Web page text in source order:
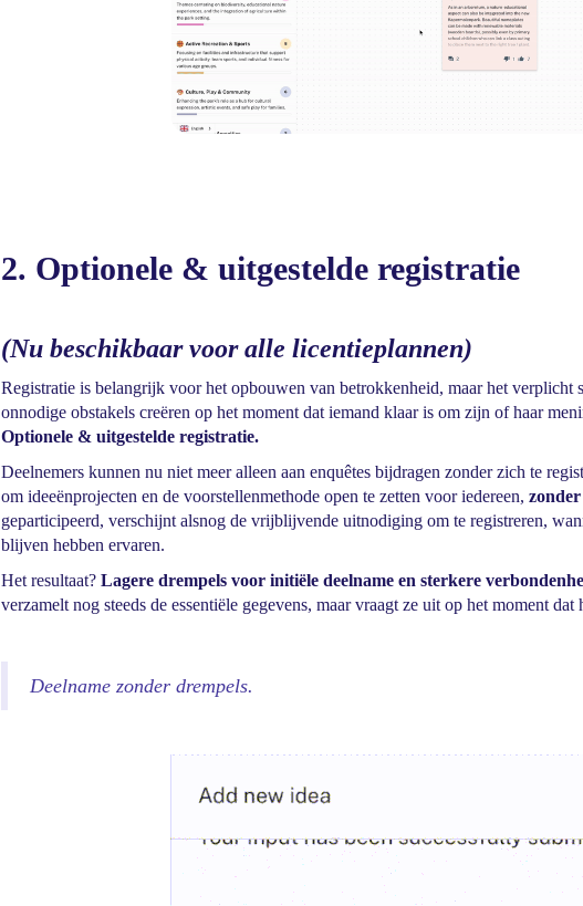
2. Optionele & uitgestelde registratie
(Nu beschikbaar voor alle licentieplannen)
Registratie is belangrijk voor het opbouwen van betrokkenheid, maar het verplicht
onnodige obstakels creëren op het moment dat iemand klaar is om zijn of haar
Optionele & uitgestelde registratie.
Deelnemers kunnen nu niet meer alleen aan enquêtes bijdragen zonder zich te
om ideeënprojecten en de voorstellenmethode open te zetten voor iedereen,
geparticipeerd, verschijnt alsnog de vrijblijvende uitnodiging om te registreren,
blijven hebben ervaren.
Het resultaat? Lagere drempels voor initiële deelname en sterkere
verzamelt nog steeds de essentiële gegevens, maar vraagt ze uit op het moment dat
Deelname zonder drempels.